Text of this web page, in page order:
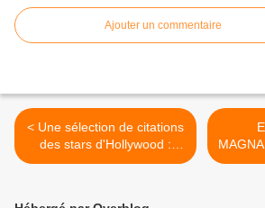
Ajouter un commentaire
< Une sélection de citations
des stars d'Hollywood :
Chaplin, Temple, Dietrich,